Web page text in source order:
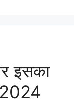
इसका
2024